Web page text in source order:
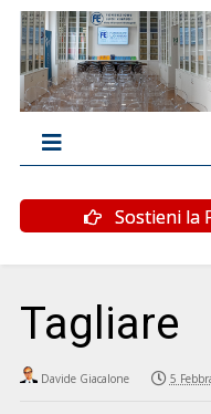
Sostieni la
Tagliare
Davide Giacalone 5